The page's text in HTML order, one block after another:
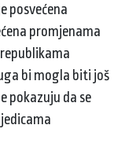
posvećena
promjenama
bi mogla biti još
pokazuju da se